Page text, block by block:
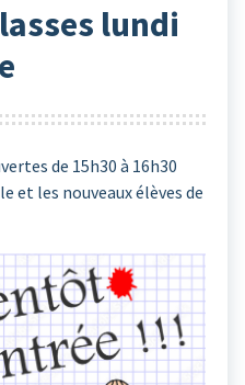
lundi
de 15h30 à 16h30
et les nouveaux élèves de